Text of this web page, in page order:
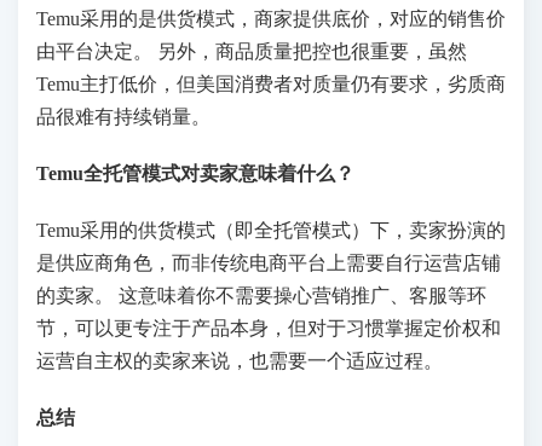
Temu采用的是供货模式，商家提供底价，对应的销售价
由平台决定。 另外，商品质量把控也很重要，虽然
Temu主打低价，但美国消费者对质量仍有要求，劣质商
品很难有持续销量。
Temu全托管模式对卖家意味着什么？
Temu采用的供货模式（即全托管模式）下，卖家扮演的
是供应商角色，而非传统电商平台上需要自行运营店铺
的卖家。 这意味着你不需要操心营销推广、客服等环
节，可以更专注于产品本身，但对于习惯掌握定价权和
运营自主权的卖家来说，也需要一个适应过程。
总结